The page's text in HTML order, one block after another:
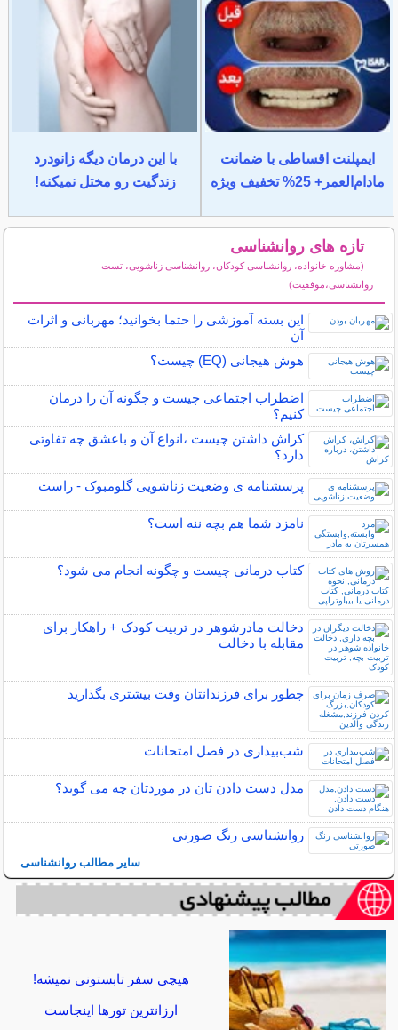
ایمپلنت اقساطی با ضمانت
مادام‌العمر+ 25% تخفیف ویژه
با این درمان دیگه زانودرد
زندگیت رو مختل نمیکنه!
تازه های روانشناسی
(مشاوره خانواده، روانشناسی کودکان، روانشناسی زناشویی، تست
روانشناسی،موفقیت)
این بسته آموزشی را حتما بخوانید؛ مهربانی و اثرات
آن
هوش هیجانی (EQ) چیست؟
اضطراب اجتماعی چیست و چگونه آن را درمان
کنیم؟
کراش داشتن چیست ،انواع آن و باعشق چه تفاوتی
دارد؟
پرسشنامه ی وضعیت زناشویی گلومبوک - راست
نامزد شما هم بچه ننه است؟
کتاب درمانی چیست و چگونه انجام می شود؟
دخالت مادرشوهر در تربیت کودک + راهکار برای
مقابله با دخالت
چطور برای فرزندانتان وقت بیشتری بگذارید
شب‌بیداری در فصل امتحانات
مدل دست دادن تان در موردتان چه می گوید؟
روانشناسی رنگ صورتی
سایر مطالب روانشناسی
هیچی سفر تابستونی نمیشه!
ارزانترین تورها اینجاست